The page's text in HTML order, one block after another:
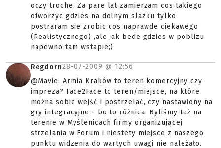
oczy troche. Za pare lat zamierzam cos takiego
otworzyc gdzies na dolnym slazku tylko
postraram sie zrobic cos naprawde ciekawego
(Realistycznego) ,ale jak bede gdzies w poblizu
napewno tam wstapie;)
Regdorn28-07-2009 @ 12:56
@Mavie: Armia Kraków to teren komercyjny czy
impreza? Face2Face to teren/miejsce, na które
można sobie wejść i postrzelać, czy nastawiony na
gry integracyjne - bo to różnica. Byliśmy też na
terenie w Myślenicach firmy organizującej
strzelania w Forum i niestety miejsce z naszego
punktu widzenia do wartych uwagi nie należało.